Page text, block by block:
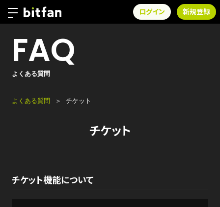
ログイン 新規登録
FAQ
よくある質問
よくある質問 チケット
チケット
チケット機能について